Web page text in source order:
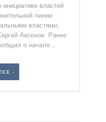
властей
линии
властями,
Аксенов. Ранее
о начале...
-